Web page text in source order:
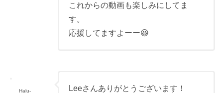
これからの動画も楽しみにしてま
す。
応援してますよーー😆
Halu-
Leeさんありがとうございます！